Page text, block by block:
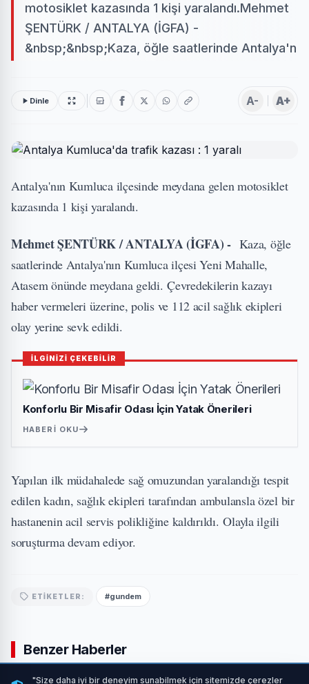
motosiklet kazasında 1 kişi yaralandı.Mehmet
ŞENTÜRK / ANTALYA (İGFA) -
&nbsp;&nbsp;Kaza, öğle saatlerinde Antalya'n
Dinle A- A+
Antalya'nın Kumluca ilçesinde meydana gelen motosiklet
kazasında 1 kişi yaralandı.
Mehmet ŞENTÜRK / ANTALYA (İGFA) - Kaza, öğle
saatlerinde Antalya'nın Kumluca ilçesi Yeni Mahalle,
Atasem önünde meydana geldi. Çevredekilerin kazayı
haber vermeleri üzerine, polis ve 112 acil sağlık ekipleri
olay yerine sevk edildi.
İLGİNİZİ ÇEKEBİLİR
Konforlu Bir Misafir Odası İçin Yatak Önerileri
HABERI OKU
Yapılan ilk müdahalede sağ omuzundan yaralandığı tespit
edilen kadın, sağlık ekipleri tarafından ambulansla özel bir
hastanenin acil servis polikliğine kaldırıldı. Olayla ilgili
soruşturma devam ediyor.
ETIKETLER: #gundem
Benzer Haberler
"Size daha iyi bir deneyim sunabilmek için sitemizde çerezler